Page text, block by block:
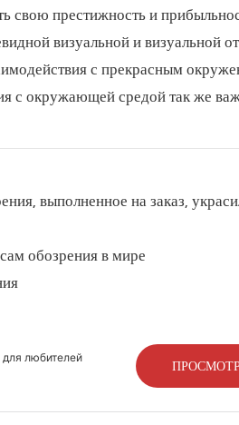
свою престижность и
визуальной и визуальной
с прекрасным
с окружающей средой так же
выполненное на заказ,
обозрения в мире
любителей